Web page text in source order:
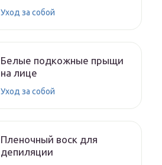
Уход за собой
Белые подкожные прыщи
на лице
Уход за собой
Пленочный воск для
депиляции